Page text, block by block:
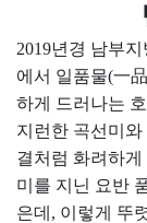
2019년경 남부
에서 일품물(一
하게 드러나는
지런한 곡선미
결처럼 화려하
미를 지닌 요반
은데, 이렇게 뚜